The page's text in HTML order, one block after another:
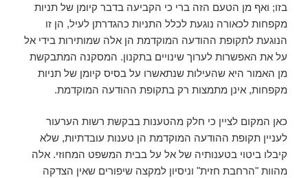
בזו; ואף מן הטעם הזה ברי כי הקביעה בדבר קיומן של תניות
מקפחות לכאורה נוגעת לכלל התניות כהגדרתן לעיל, הן זו
הנוגעת לתקופת ההודעה המוקדמת הן אלה שמותירות בידי אל
על את האפשרות לערוך שינויים בתקנון. המסקנה המתבקשת
מן האמור היא שהעילות שנתאשרו על בסיס קיומן של תניות
מקפחות, אינן מתמצות רק בתקופת ההודעה המוקדמת.
כאן המקום לציין כי חלק מהטענות בבקשת רשות הערעור
לעניין תקופת ההודעה המוקדמת הן טענות עובדתיות, שלא
קיבלו ביטוי בטענותיה של אל על בבית המשפט המחוזי. אלה
מהוות "הרחבת חזית" וניסיון למקצה שיפורים שאין הצדקה